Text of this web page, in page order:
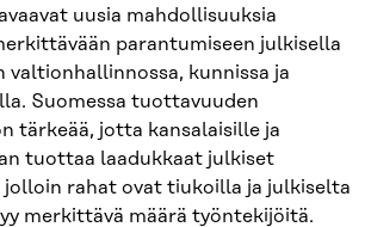
uusia mahdollisuuksia
parantumiseen julkisella
valtionhallinnossa, kunnissa ja
Suomessa tuottavuuden
tärkeää, jotta kansalaisille ja
tuottaa laadukkaat julkiset
jolloin rahat ovat tiukoilla ja julkiselta
merkittävä määrä työntekijöitä.